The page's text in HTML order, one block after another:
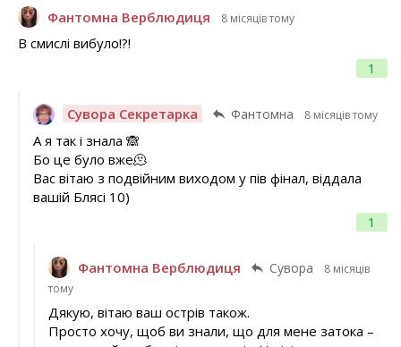
Фантомна Верблюдиця 8 місяців тому
1
В смислі вибуло!?!
Сувора Секретарка Фантомна 8 місяців тому
1
А я так і знала 🙈
Бо це було вже🫠
Вас вітаю з подвійним виходом у пів фінал, віддала
вашій Блясі 10)
Фантомна Верблюдиця Сувора
8 місяців
тому
Дякую, вітаю ваш острів також.
Просто хочу, щоб ви знали, що для мене затока –